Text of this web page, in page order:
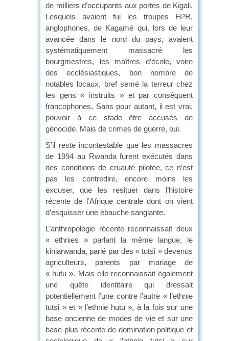
de milliers d’occupants aux portes de Kigali.
Lesquels avaient fui les troupes FPR,
anglophones, de Kagamé qui, lors de leur
avancée dans le nord du pays, avaient
systématiquement massacré les
bourgmestres, les maîtres d’école, voire
des ecclésiastiques, bon nombre de
notables locaux, bref semé la terreur chez
les gens « instruits » et par conséquent
francophones. Sans pour autant, il est vrai,
pouvoir à ce stade être accusés de
génocide. Mais de crimes de guerre, oui.
S’il reste incontestable que les massacres
de 1994 au Rwanda furent exécutés dans
des conditions de cruauté pilotée, ce n’est
pas les contredire, encore moins les
excuser, que les resituer dans l’histoire
récente de l’Afrique centrale dont on vient
d’esquisser une ébauche sanglante.
L’anthropologie récente reconnaissait deux
« ethnies » parlant la même langue, le
kiniarwanda, parlé par des « tutsi » devenus
agriculteurs, parents par mariage de
« hutu ». Mais elle reconnaissait également
une quête identitaire qui dressait
potentiellement l’une contre l’autre « l’ethnie
tutsi » et « l’ethnie hutu », à la fois sur une
base ancienne de modes de vie et sur une
base plus récente de domination politique et